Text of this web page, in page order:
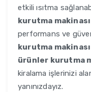
etkili ısıtma
kurutma
performans ve
kurutma
ürünler kurutma
kiralama işlerinizi
yanınızdayız.